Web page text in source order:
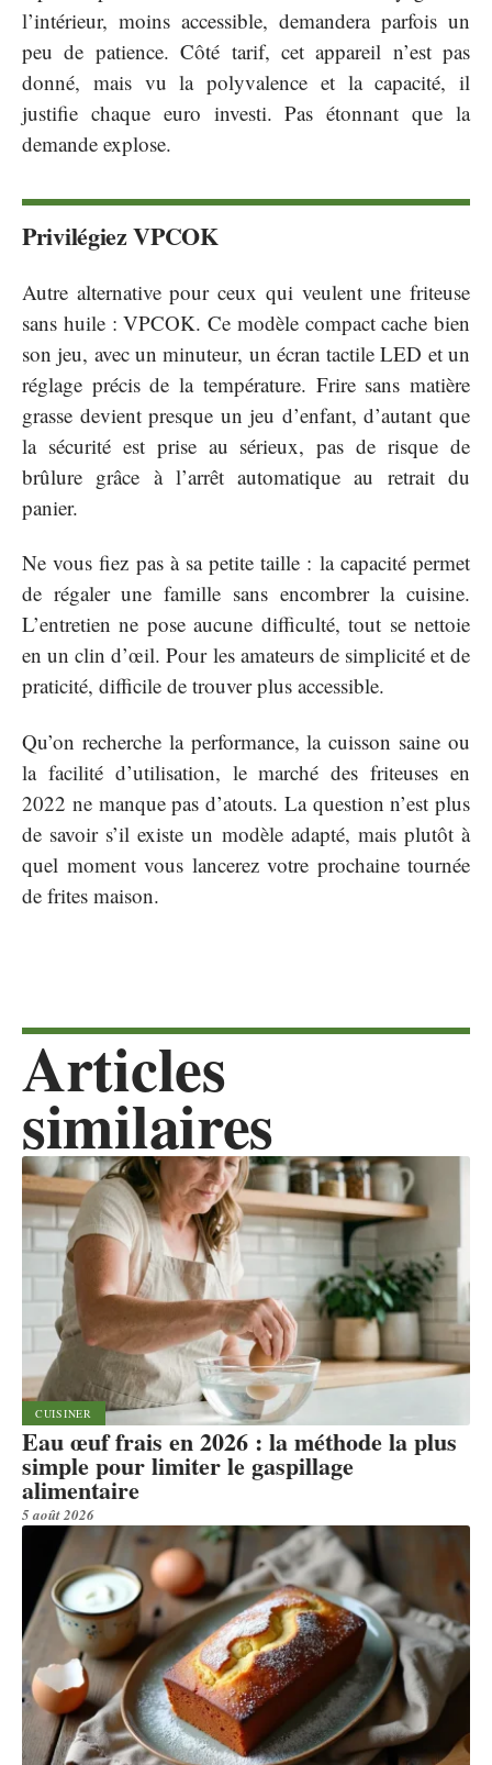
l’intérieur, moins accessible, demandera parfois un
peu de patience. Côté tarif, cet appareil n’est pas
donné, mais vu la polyvalence et la capacité, il
justifie chaque euro investi. Pas étonnant que la
demande explose.
Privilégiez VPCOK
Autre alternative pour ceux qui veulent une friteuse
sans huile : VPCOK. Ce modèle compact cache bien
son jeu, avec un minuteur, un écran tactile LED et un
réglage précis de la température. Frire sans matière
grasse devient presque un jeu d’enfant, d’autant que
la sécurité est prise au sérieux, pas de risque de
brûlure grâce à l’arrêt automatique au retrait du
panier.
Ne vous fiez pas à sa petite taille : la capacité permet
de régaler une famille sans encombrer la cuisine.
L’entretien ne pose aucune difficulté, tout se nettoie
en un clin d’œil. Pour les amateurs de simplicité et de
praticité, difficile de trouver plus accessible.
Qu’on recherche la performance, la cuisson saine ou
la facilité d’utilisation, le marché des friteuses en
2022 ne manque pas d’atouts. La question n’est plus
de savoir s’il existe un modèle adapté, mais plutôt à
quel moment vous lancerez votre prochaine tournée
de frites maison.
Articles
similaires
CUISINER
Eau œuf frais en 2026 : la méthode la plus
simple pour limiter le gaspillage
alimentaire
5 août 2026